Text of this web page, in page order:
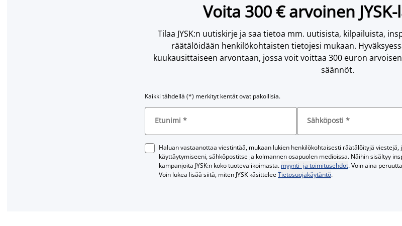
Voita 300 € arvoinen
Tilaa JYSK:n uutiskirje ja saa tietoa mm. uutisista, kilpailuista,
räätälöidään henkilökohtaisten tietojesi mukaan.
kuukausittaiseen arvontaan, jossa voit voittaa 300 euron
säännöt.
Kaikki tähdellä (*) merkityt kentät ovat pakollisia.
Etunimi * Sähköposti *
Haluan vastaanottaa viestintää, mukaan lukien henkilökohtaisesti räätälöityjä
käyttäytymiseeni, sähköpostitse ja kolmannen osapuolen medioissa. Näihin sisältyy
kampanjoita JYSK:n koko tuotevalikoimasta. myynti- ja toimitusehdot. Voin aina
Voin lukea lisää siitä, miten JYSK käsitteleeTietosuojakäytäntö.